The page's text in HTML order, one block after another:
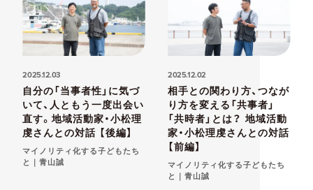
2025.12.03
自分の「当事者性」に気づ
いて、人ともう一度出会い
直す。地域活動家・小松理
虔さんとの対話 【後編】
マイノリティ化する子どもたち
と｜青山誠
2025.12.02
相手との関わり方、つなが
り方を変える「共事者」
「共時者」とは？ 地域活動
家・小松理虔さんとの対話
【前編】
マイノリティ化する子どもたち
と｜青山誠